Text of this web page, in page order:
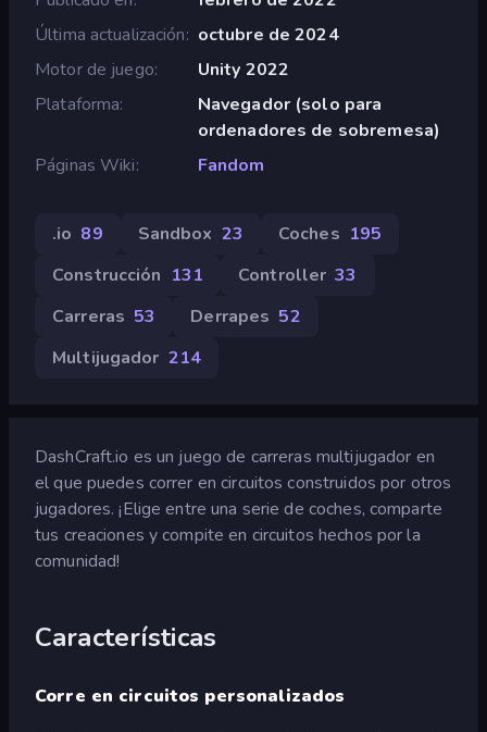
Última actualización
octubre de 2024
Motor de juego
Unity 2022
Plataforma
Navegador (solo para
ordenadores de sobremesa)
Páginas Wiki
Fandom
.io 89 Sandbox 23 Coches 195
Construcción 131 Controller 33
Carreras 53 Derrapes 52
Multijugador 214
DashCraft.io es un juego de carreras multijugador en
el que puedes correr en circuitos construidos por otros
jugadores. ¡Elige entre una serie de coches, comparte
tus creaciones y compite en circuitos hechos por la
comunidad!
Características
Corre en circuitos personalizados